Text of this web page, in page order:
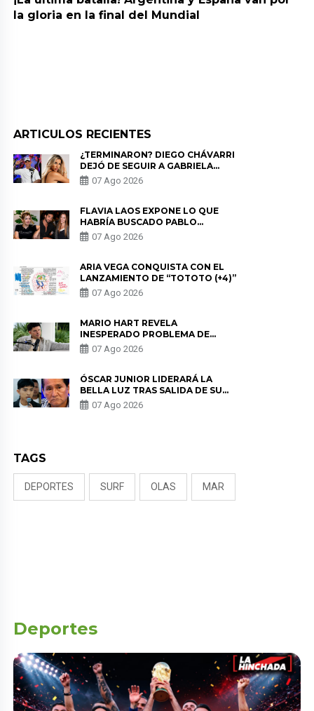
la gloria en la final del Mundial
ARTICULOS RECIENTES
¿TERMINARON? DIEGO CHÁVARRI
DEJÓ DE SEGUIR A GABRIELA
HERRERA Y ANUNCIA SU SALIDA
DE PÓDCAST
07 Ago 2026
FLAVIA LAOS EXPONE LO QUE
HABRÍA BUSCADO PABLO
HEREDIA CON ALE FULLER: “UNA
DE LAS PARTES QUERÍA EL
07 Ago 2026
ARIA VEGA CONQUISTA CON EL
LANZAMIENTO DE “TOTOTO (+4)”
07 Ago 2026
MARIO HART REVELA
INESPERADO PROBLEMA DE
SALUD ANTES DE SEPARARSE DE
KORINA: “ME ENCONTRARON UN
07 Ago 2026
ÓSCAR JUNIOR LIDERARÁ LA
BELLA LUZ TRAS SALIDA DE SU
PADRE POR POLÉMICA CON
NALDY SALDAÑA
07 Ago 2026
TAGS
DEPORTES SURF OLAS MAR
Deportes